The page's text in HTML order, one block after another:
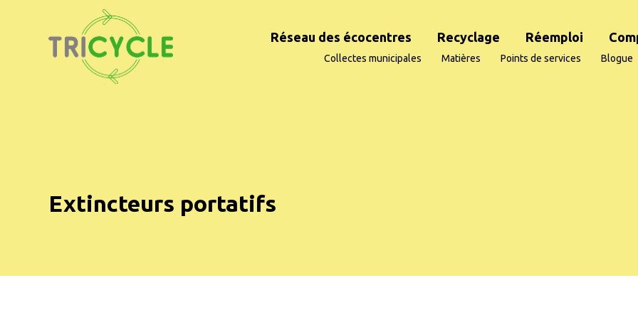
Réseau des écocentres Recyclage Réemploi
Collectes municipales Matières Points de services Blogue
Extincteurs portatifs